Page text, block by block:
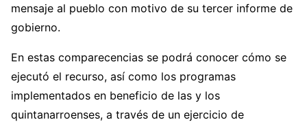
mensaje al pueblo con motivo de su tercer informe de
gobierno.
En estas comparecencias se podrá conocer cómo se
ejecutó el recurso, así como los programas
implementados en beneficio de las y los
quintanarroenses, a través de un ejercicio de